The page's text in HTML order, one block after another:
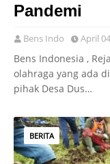
Pandemi
Bens Indo April
Bens Indonesia ,
olahraga yang ada
pihak Desa Dus…
BERITA